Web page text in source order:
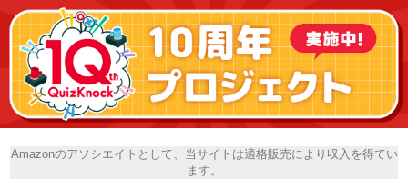
Amazonのアソシエイトとして、当サイトは適格販売により収入を得てい
ます。